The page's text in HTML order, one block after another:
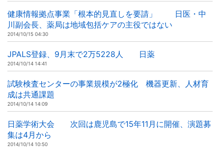
健康情報拠点事業「根本的見直しを要請」 日医・中
川副会長、薬局は地域包括ケアの主役ではない
2014/10/15 04:30
JPALS登録、9月末で2万5228人 日薬
2014/10/14 14:41
試験検査センターの事業規模が2極化 機器更新、人材育
成は共通課題
2014/10/14 14:09
日薬学術大会 次回は鹿児島で15年11月に開催、演題募
集は4月から
2014/10/14 10:50